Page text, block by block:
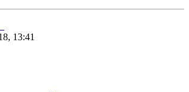
13:41